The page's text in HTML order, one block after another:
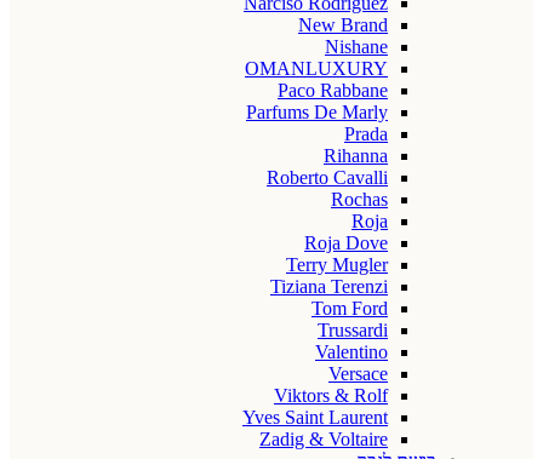
New Brand
Nishane
OMANLUXURY
Paco Rabbane
Parfums De Marly
Prada
Rihanna
Roberto Cavalli
Rochas
Roja
Roja Dove
Terry Mugler
Tiziana Terenzi
Tom Ford
Trussardi
Valentino
Versace
Viktors & Rolf
Yves Saint Laurent
Zadig & Voltaire